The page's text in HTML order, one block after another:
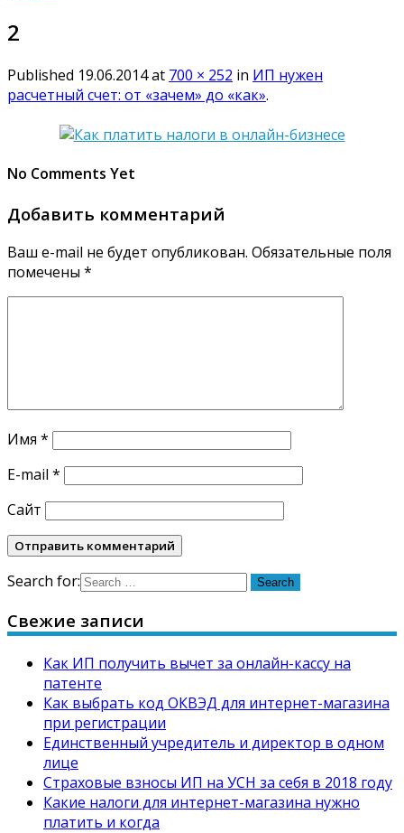
2
Published 19.06.2014at 700 × 252 in ИП нужен
расчетный счет: от «зачем» до «как».
No Comments Yet
Добавить комментарий
Ваш e-mail не будет опубликован. Обязательные поля
помечены *
Имя *
E-mail *
Сайт
Search for:
Свежие записи
Как ИП получить вычет за онлайн-кассу на
патенте
Как выбрать код ОКВЭД для интернет-магазина
при регистрации
Единственный учредитель и директор в одном
лице
Страховые взносы ИП на УСН за себя в 2018 году
Какие налоги для интернет-магазина нужно
платить и когда